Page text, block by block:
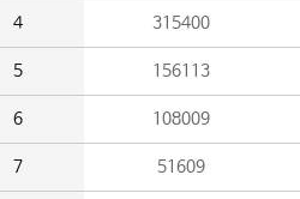
4 315400
5 156113
6 108009
7 51609